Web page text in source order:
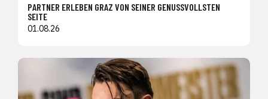
PARTNER ERLEBEN GRAZ VON SEINER GENUSSVOLLSTEN
SEITE
01.08.26